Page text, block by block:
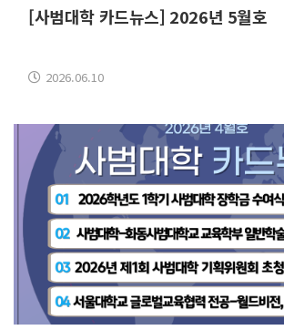
[사범대학 카드뉴스] 2026년 5월호
2026.06.10